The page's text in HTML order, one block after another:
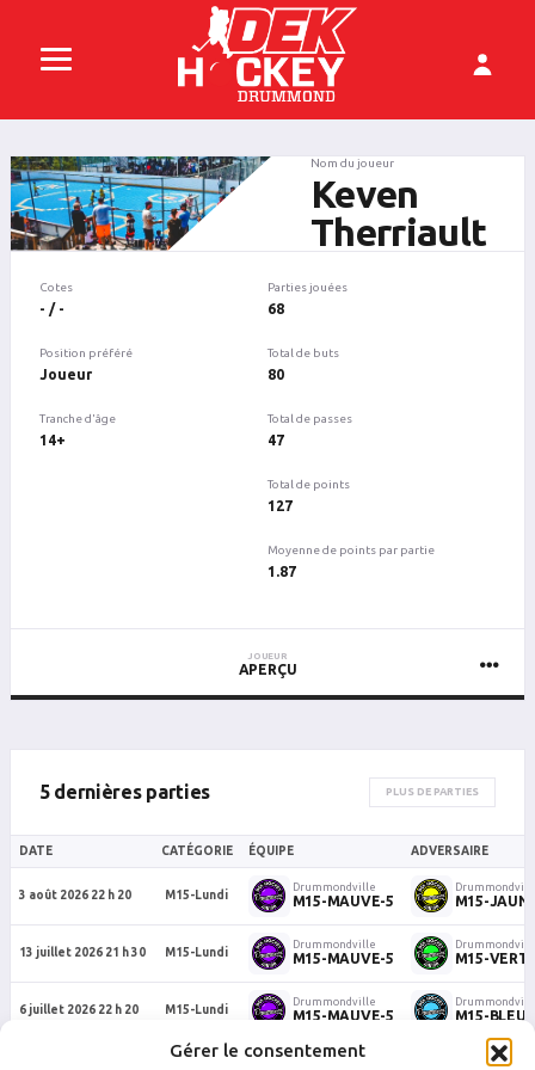
Gérer le consentement
Nom du joueur
Keven
Therriault
Cotes
- / -
Position préféré
Joueur
Tranche d'âge
14+
Parties jouées
68
Total de buts
80
Total de passes
47
Total de points
127
Moyenne de points par partie
1.87
JOUEUR
APERÇU
5 dernières parties PLUS DE PARTIES
DATE CATÉGORIE ÉQUIPE ADVERSAIRE
3 août 2026 22 h 20 M15-Lundi
Drummondville
M15-MAUVE-5 M15-
13 juillet 2026 21 h 30 M15-Lundi
Drummondville
M15-MAUVE-5 M15-
6 juillet 2026 22 h 20 M15-Lundi
Drummondville
M15-MAUVE-5 M15-BLEU-
Drummondville